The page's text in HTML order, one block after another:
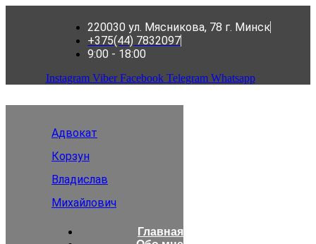
220030 ул. Мясникова, 78 г. Минск
+375(44) 7832097
9:00 - 18:00
Instagram Viber Facebook Telegram Whatsapp
Адвокат
Корзун
Владислав
Михайлович
Главная